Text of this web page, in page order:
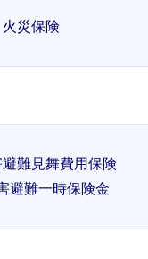
火災保険
避難見舞費用保険
避難一時保険金